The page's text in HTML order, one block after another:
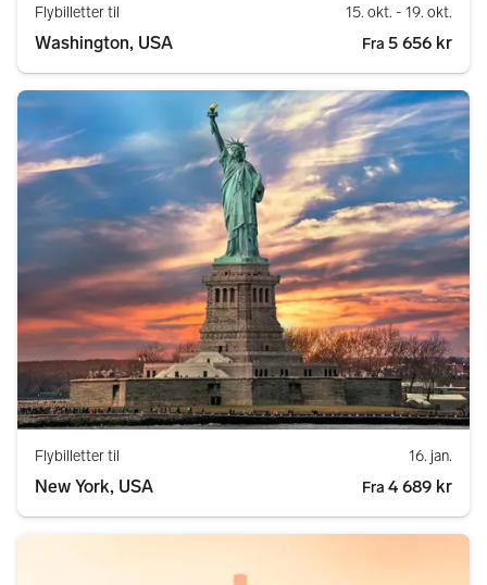
Flybilletter til 15. okt. - 19. okt.
Washington, USA Fra 5 656 kr
Flybilletter til 16. jan.
New York, USA Fra 4 689 kr